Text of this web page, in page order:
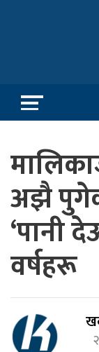
अझै
‘पानी
वर्षहरू